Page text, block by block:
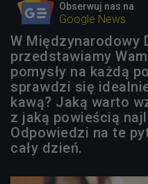
Obserwuj nas na
Google News
W Międzynarodowy
przedstawiamy
pomysły na każdą
sprawdzi się
kawą? Jaką warto
z jaką powieścią
Odpowiedzi na te
cały dzień.